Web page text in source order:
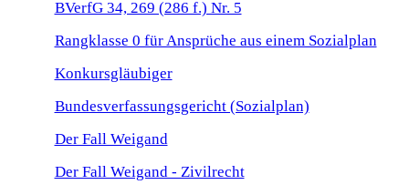
BVerfG 34, 269 (286 f.) Nr. 5
Rangklasse 0 für Ansprüche aus einem Sozialplan
Konkursgläubiger
Bundesverfassungsgericht (Sozialplan)
Der Fall Weigand
Der Fall Weigand - Zivilrecht